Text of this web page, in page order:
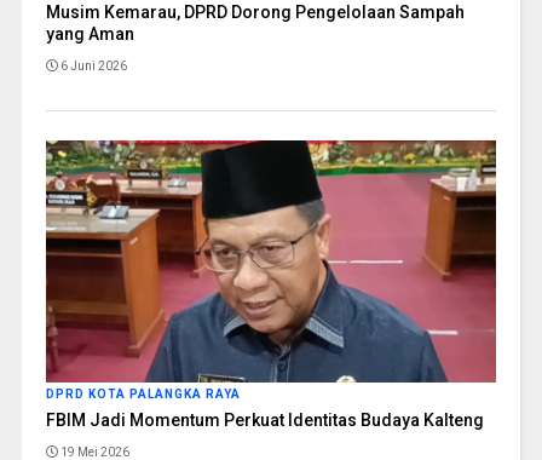
Musim Kemarau, DPRD Dorong Pengelolaan Sampah
yang Aman
6 Juni 2026
DPRD KOTA PALANGKA RAYA
FBIM Jadi Momentum Perkuat Identitas Budaya Kalteng
19 Mei 2026